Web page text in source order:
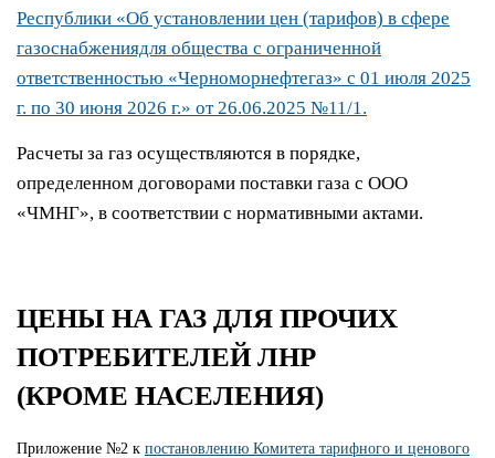
Республики «Об установлении цен (тарифов) в сфере
газоснабжениядля общества с ограниченной
ответственностью «Черноморнефтегаз» с 01 июля 2025
г. по 30 июня 2026 г.‎» от 26.06.2025 №11/1.
Расчеты за газ осуществляются в порядке,
определенном договорами поставки газа с ООО
«ЧМНГ», в соответствии с нормативными актами.
ЦЕНЫ НА ГАЗ ДЛЯ ПРОЧИХ
ПОТРЕБИТЕЛЕЙ ЛНР
(КРОМЕ НАСЕЛЕНИЯ)
Приложение №2 к постановлению Комитета тарифного и ценового